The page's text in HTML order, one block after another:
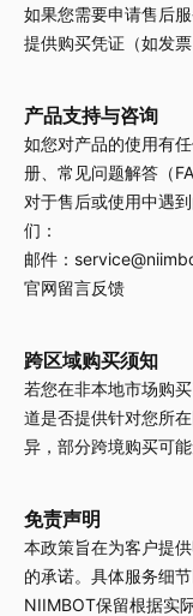
如果您需要申请售后
提供购买凭证（如发
产品支持与咨询
如您对产品的使用有
册、常见问题解答（
对于售后或使用中遇
们：
邮件：
官网留言反馈
跨区域购买须知
若您在非本地市场购
道是否提供针对您所
异，部分跨境购买可
免责声明
本政策旨在为客户提
的承诺。具体服务细
NIIMBOT保留根据实